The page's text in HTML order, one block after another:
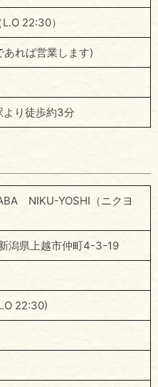
22:30）
あれば営業します)
より徒歩約3分
NIKU-YOSHI（ニクヨ
県上越市仲町4-3-19
22:30)